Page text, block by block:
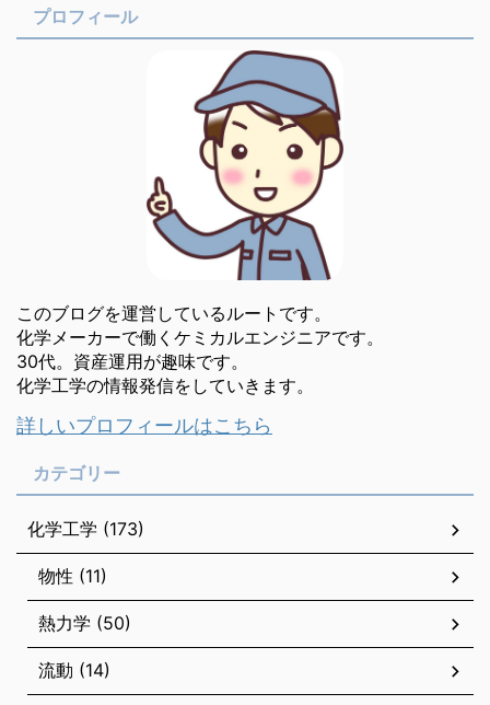
プロフィール
このブログを運営しているルートです。
化学メーカーで働くケミカルエンジニアです。
30代。資産運用が趣味です。
化学工学の情報発信をしていきます。
詳しいプロフィールはこちら
カテゴリー
化学工学 (173)
物性 (11)
熱力学 (50)
流動 (14)